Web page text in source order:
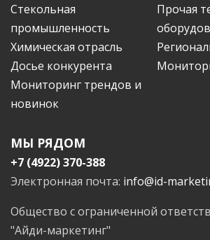
Стекольная
промышленность
Прочая
Химическая отрасль
Досье конкурента
Мониторинг трендов и
новинок
МЫ РЯДОМ
+7 (4922) 370-388
Электронная почта: info@id-
Общество с ограниченной
"Айди-маркетинг"